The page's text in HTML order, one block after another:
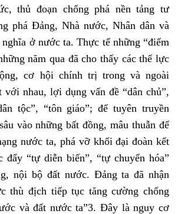
thủ đoạn chống phá nền tảng tư
phá Đảng, Nhà nước, Nhân dân và
ở nước ta. Thực tế những “điểm
năm qua đã cho thấy các thế lực
cơ hội chính trị trong và ngoài
với nhau, lợi dụng vấn đề “dân chủ”,
tộc”, “tôn giáo”; để tuyên truyền
vào những bất đồng, mâu thuẫn để
nước ta, phá vỡ khối đại đoàn kết
đẩy “tự diễn biến”, “tự chuyển hóa”
nội bộ đất nước. Đảng ta đã nhận
thù địch tiếp tục tăng cường chống
và đất nước ta”3. Đây là nguy cơ